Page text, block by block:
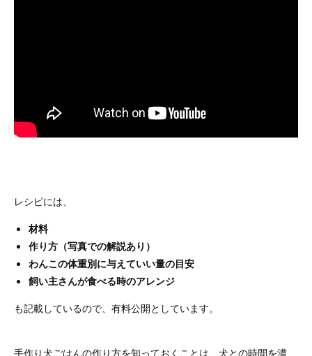
レシピには、
材料
作り方（写真での解説あり）
わんこの体重別に与えていい量の目安
飼い主さんが食べる時のアレンジ
も記載しているので、有料公開としています。
手作り犬ごはんの作り方を知っておくことは、犬との時間を濃